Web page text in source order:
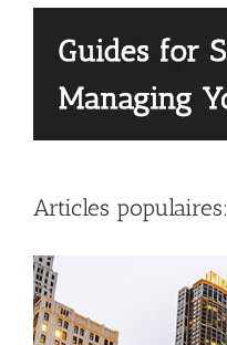
Articles populaires: